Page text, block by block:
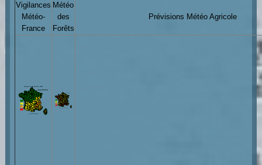
Vigilances
Météo-
France
Météo
des
Forêts
Prévisions Météo Agricole